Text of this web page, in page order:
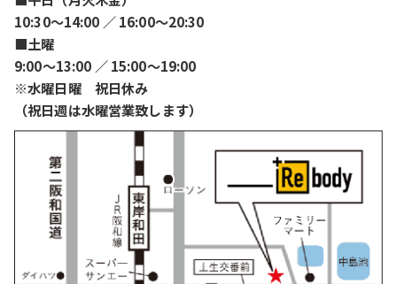
10:30〜14:00 ／ 16:00〜20:30
■土曜
9:00〜13:00 ／ 15:00〜19:00
※水曜日曜 祝日休み
（祝日週は水曜営業致します）